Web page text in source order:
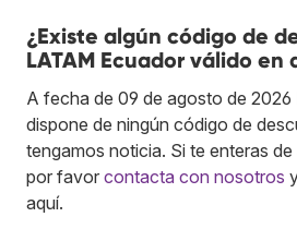
¿Existe algún código de
LATAM Ecuador válido en
A fecha de 09 de agosto de 2026
dispone de ningún código de
tengamos noticia. Si te enteras
por favor contacta con nosotros
aquí.